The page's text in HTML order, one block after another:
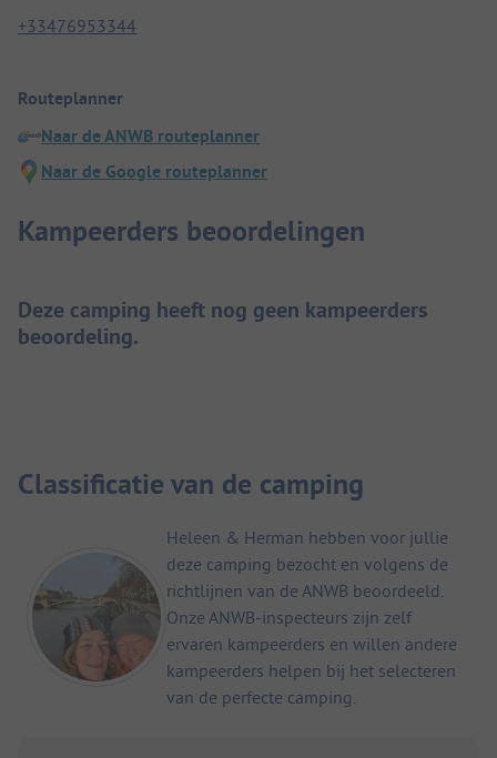
+33476953344
Routeplanner
Naar de ANWB routeplanner
Naar de Google routeplanner
Kampeerders beoordelingen
Deze camping heeft nog geen kampeerders
beoordeling.
Classificatie van de camping
Heleen & Herman hebben voor jullie
deze camping bezocht en volgens de
richtlijnen van de ANWB beoordeeld.
Onze ANWB-inspecteurs zijn zelf
ervaren kampeerders en willen andere
kampeerders helpen bij het selecteren
van de perfecte camping.